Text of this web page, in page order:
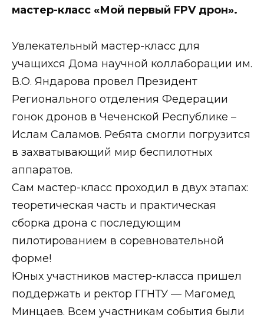
мастер-класс «Мой первый FPV дрон».
Увлекательный мастер-класс для
учащихся Дома научной коллаборации им.
В.О. Яндарова провел Президент
Регионального отделения Федерации
гонок дронов в Чеченской Республике –
Ислам Саламов. Ребята смогли погрузится
в захватывающий мир беспилотных
аппаратов.
Сам мастер-класс проходил в двух этапах:
теоретическая часть и практическая
сборка дрона с последующим
пилотированием в соревновательной
форме!
Юных участников мастер-класса пришел
поддержать и ректор ГГНТУ — Магомед
Минцаев. Всем участникам события были